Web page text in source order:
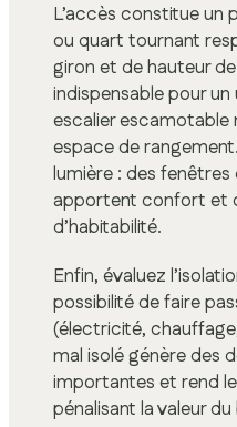
L’accès constitue un
ou quart tournant
giron et de hauteur
indispensable pour
escalier escamotable
espace de
lumière : des
apportent confort et
d’habitabilité.
Enfin, évaluez
possibilité de faire
(électricité,
mal isolé génère des
importantes et rend
pénalisant la valeur